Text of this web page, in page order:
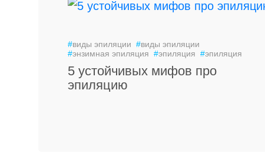
#виды эпиляции #виды эпиляции
#энзимная эпиляция #эпиляция #эпиляция
5 устойчивых мифов про
эпиляцию